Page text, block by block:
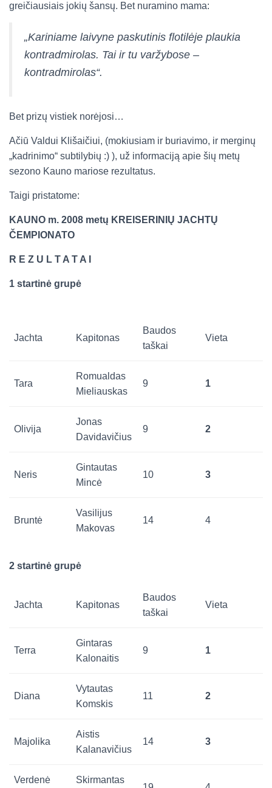
greičiausiais jokių šansų. Bet nuramino mama:
„Kariniame laivyne paskutinis flotilėje plaukia
kontradmirolas. Tai ir tu varžybose –
kontradmirolas“.
Bet prizų vistiek norėjosi…
Ačiū Valdui Klišaičiui, (mokiusiam ir buriavimo, ir merginų
„kadrinimo“ subtilybių :) ), už informaciją apie šių metų
sezono Kauno mariose rezultatus.
Taigi pristatome:
KAUNO m. 2008 metų KREISERINIŲ JACHTŲ
ČEMPIONATO
R E Z U L T A T A I
1 startinė grupė
Jachta Kapitonas
Baudos
taškai
Vieta
Tara
Romualdas
Mieliauskas
9 1
Olivija
Jonas
Davidavičius
9 2
Neris
Gintautas
Mincė
10 3
Bruntė
Vasilijus
Makovas
14 4
2 startinė grupė
Jachta Kapitonas
Baudos
taškai
Vieta
Terra
Gintaras
Kalonaitis
9 1
Diana
Vytautas
Komskis
11 2
Majolika
Aistis
Kalanavičius
14 3
Verdenė Skirmantas